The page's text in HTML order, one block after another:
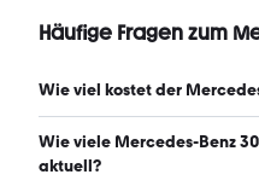
Häufige Fragen zum
Wie viel kostet der
Ein guter Preis für einen
zwischen 10.500 € und
Wie viele Mercedes-Benz
aktuell?